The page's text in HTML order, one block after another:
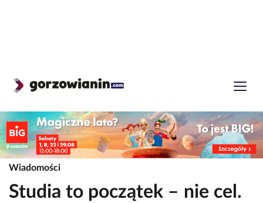
Wiadomości
Studia to początek – nie cel.